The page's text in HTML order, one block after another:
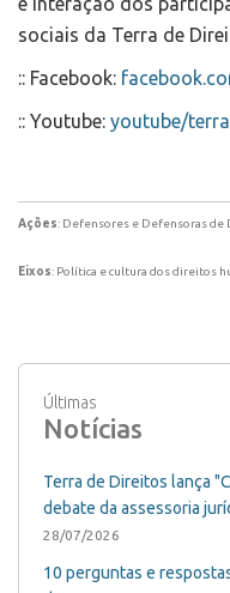
sociais da Terra de
:: Facebook:
:: Youtube: youtube/
Ações: Defensores e Defensoras de
Eixos: Política e cultura dos direitos
Últimas
Notícias
Terra de Direitos lança
debate da assessoria
28/07/2026
10 perguntas e